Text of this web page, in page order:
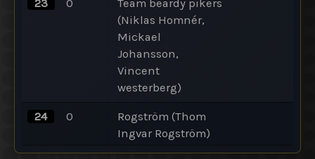
23 0
Team beardy pikers
(Niklas Homnér,
Mickael
Johansson,
Vincent
westerberg)
24 0
Rogström (Thom
Ingvar Rogström)